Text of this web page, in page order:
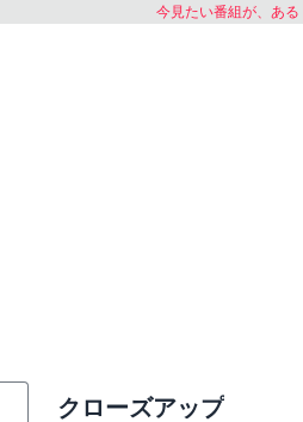
今見たい番組が、ある
クローズアップ